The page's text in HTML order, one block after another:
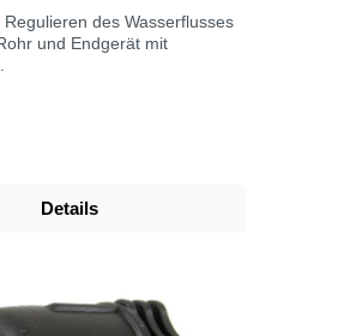
des Wasserflusses
und Endgerät mit
Details